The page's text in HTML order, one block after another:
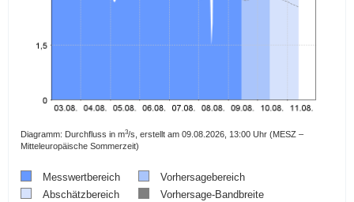
Diagramm: Durchfluss in m3/s, erstellt am 09.08.2026, 13:00 Uhr (MESZ –
Mitteleuropäische Sommerzeit)
Messwertbereich
Vorhersagebereich
Abschätzbereich
Vorhersage-Bandbreite